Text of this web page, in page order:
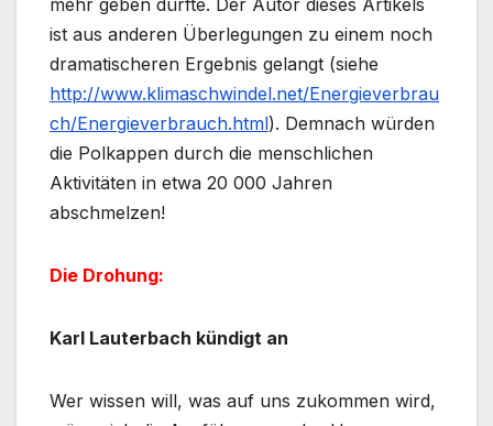
mehr geben dürfte. Der Autor dieses Artikels
ist aus anderen Überlegungen zu einem noch
dramatischeren Ergebnis gelangt (siehe
http://www.klimaschwindel.net/Energieverbrau
ch/Energieverbrauch.html). Demnach würden
die Polkappen durch die menschlichen
Aktivitäten in etwa 20 000 Jahren
abschmelzen!
Die Drohung:
Karl Lauterbach kündigt an
Wer wissen will, was auf uns zukommen wird,